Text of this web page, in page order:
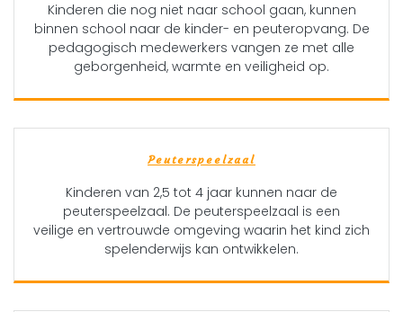
Kinderen die nog niet naar school gaan, kunnen
binnen school naar de kinder- en peuteropvang. De
pedagogisch medewerkers vangen ze met alle
geborgenheid, warmte en veiligheid op.
Peuterspeelzaal
Kinderen van 2,5 tot 4 jaar kunnen naar de
peuterspeelzaal. De peuterspeelzaal is een
veilige en vertrouwde omgeving waarin het kind zich
spelenderwijs kan ontwikkelen.